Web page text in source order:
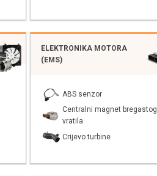
ELEKTRONIKA MOTORA
(EMS)
ABS senzor
Centralni magnet bregastog
vratila
Crijevo turbine